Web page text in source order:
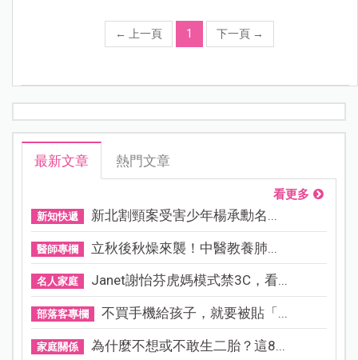
← 上一頁 1 下一頁 →
最新文章 熱門文章
看更多
新知快遞 新北割頸案受害少年楊承勳名...
醫師專欄 立秋後秋燥來襲！中醫教養肺...
名人家庭 Janet謝怡芬虎媽模式禁3C，看...
部落客專欄 不買手機給孩子，就要被貼「...
家庭關係 為什麼不想或不敢生二胎？這8...